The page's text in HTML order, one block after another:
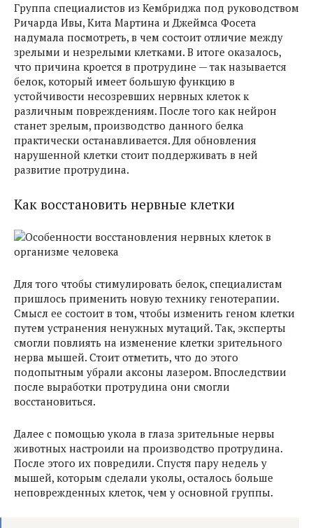
Группа специалистов из Кембриджа под руководством
Ричарда Ивы, Кита Мартина и Джеймса Фосета
надумала посмотреть, в чем состоит отличие между
зрелыми и незрелыми клетками. В итоге оказалось,
что причина кроется в протрудине — так называется
белок, который имеет большую функцию в
устойчивости несозревших нервных клеток к
различным повреждениям. После того как нейрон
станет зрелым, производство данного белка
практически останавливается. Для обновления
нарушенной клетки стоит поддерживать в ней
развитие протрудина.
Как восстановить нервные клетки
Для того чтобы стимулировать белок, специалистам
пришлось применить новую технику генотерапии.
Смысл ее состоит в том, чтобы изменить геном клетки
путем устранения ненужных мутаций. Так, эксперты
смогли повлиять на изменение клетки зрительного
нерва мышей. Стоит отметить, что до этого
подопытным убрали аксоны лазером. Впоследствии
после выработки протрудина они смогли
восстановиться.
Далее с помощью укола в глаза зрительные нервы
животных настроили на производство протрудина.
После этого их повредили. Спустя пару недель у
мышей, которым сделали уколы, осталось больше
неповрежденных клеток, чем у основной группы.